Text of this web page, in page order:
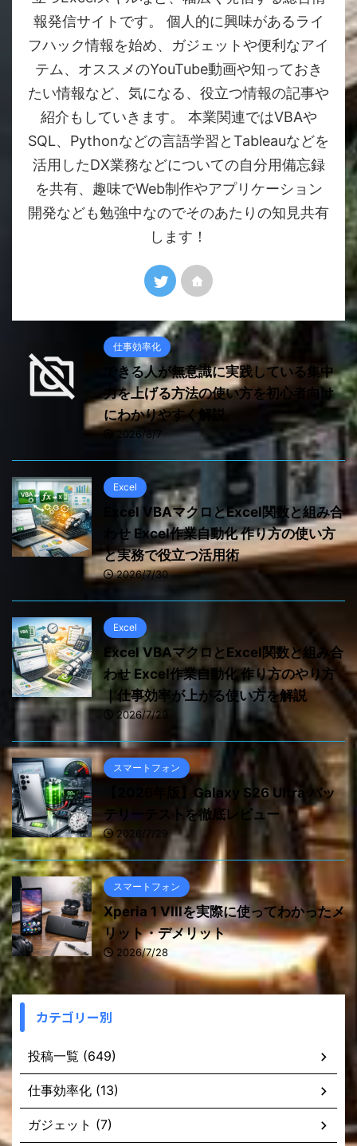
報発信サイトです。 個人的に興味があるライ
フハック情報を始め、ガジェットや便利なアイ
テム、オススメのYouTube動画や知っておき
たい情報など、気になる、役立つ情報の記事や
紹介もしていきます。 本業関連ではVBAや
SQL、Pythonなどの言語学習とTableauなどを
活用したDX業務などについての自分用備忘録
を共有、趣味でWeb制作やアプリケーション
開発なども勉強中なのでそのあたりの知見共有
します！
仕事効率化
できる人が無意識に実践している集中
力を上げる方法の使い方を初心者向け
にわかりやすく解説
2026/8/7
Excel
Excel VBAマクロとExcel関数と組み合
わせ Excel作業自動化 作り方の使い方
と実務で役立つ活用術
2026/7/30
Excel
Excel VBAマクロとExcel関数と組み合
わせ Excel作業自動化 作り方のやり方
｜仕事効率が上がる使い方を解説
2026/7/29
スマートフォン
【2026年版】Galaxy S26 Ultra バッ
テリーテストを徹底レビュー
2026/7/29
スマートフォン
Xperia 1 VIIIを実際に使ってわかったメ
リット・デメリット
2026/7/28
カテゴリー別
投稿一覧 (649)
仕事効率化 (13)
ガジェット (7)